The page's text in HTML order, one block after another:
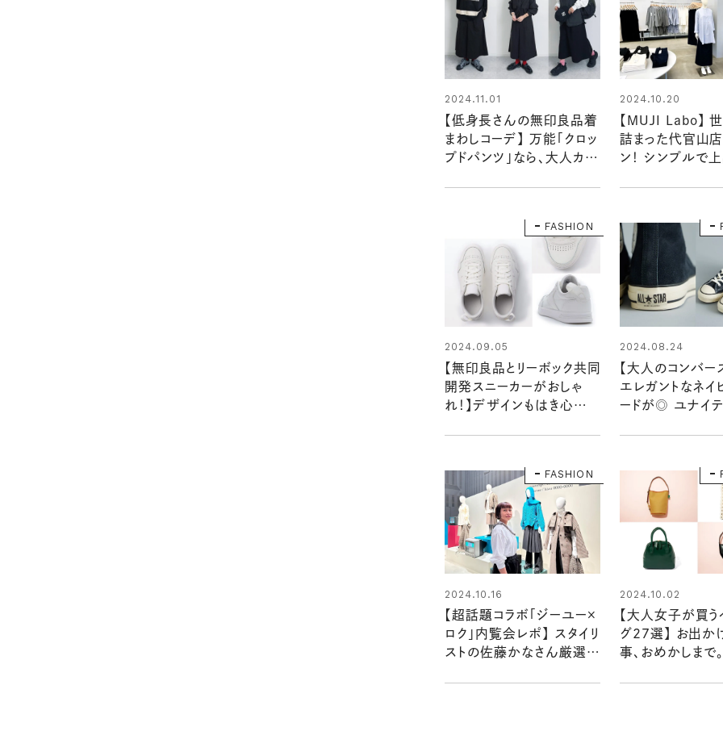
2024.11.01
【低身長さんの無印良品着
まわしコーデ】 万能「クロッ
プドパンツ」なら、大人カジ
2024.10.20
【MUJI Labo】
詰まった代官山
ン！ シンプルで上品な新
FASHION
2024.09.05
【無印良品とリーボック共同
開発スニーカーがおしゃ
れ！】デザインもはき心地も
2024.08.24
【大人のコンバー
エレガントなネイ
ードが◎ ユナイテ
FASHION
2024.10.16
【超話題コラボ「ジーユー×
ロク」内覧会レポ】 スタイリ
ストの佐藤かなさん厳選！
2024.10.02
【大人女子が買う
グ27選】 お出か
事、おめかしまで